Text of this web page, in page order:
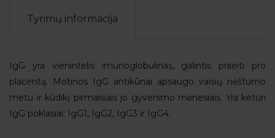
Tyrimų informacija
IgG yra vienintelis imunoglobulinas, galintis praeiti pro
placentą. Motinos IgG antikūnai apsaugo vaisių nėštumo
metu ir kūdikį pirmaisiais jo gyvenimo mėnesiais. Yra keturi
IgG poklasiai: IgG1, IgG2, IgG3 ir IgG4.